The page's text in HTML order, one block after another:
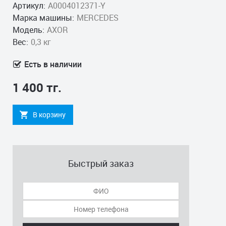
Артикул: A0004012371-Y
Марка машины: MERCEDES
Модель: AXOR
Вес: 0,3 кг
Есть в наличии
1 400 тг.
В корзину
Быстрый заказ